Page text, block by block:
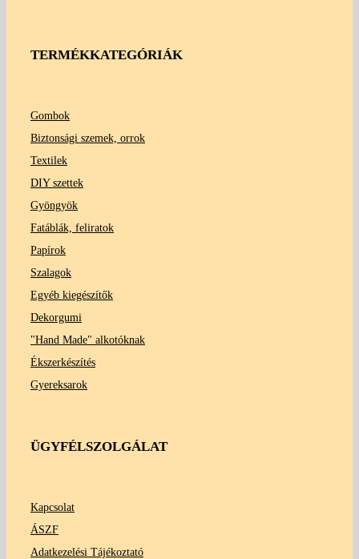
TERMÉKKATEGÓRIÁK
Gombok
Biztonsági szemek, orrok
Textilek
DIY szettek
Gyöngyök
Fatáblák, feliratok
Papírok
Szalagok
Egyéb kiegészítők
Dekorgumi
"Hand Made" alkotóknak
Ékszerkészítés
Gyereksarok
ÜGYFÉLSZOLGÁLAT
Kapcsolat
ÁSZF
Adatkezelési Tájékoztató